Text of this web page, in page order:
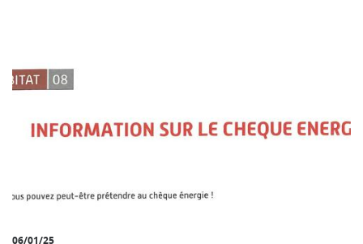
06/01/25